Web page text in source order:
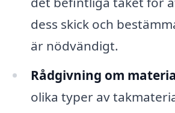
dess skick och
är nödvändigt.
Rådgivning om
olika typer av